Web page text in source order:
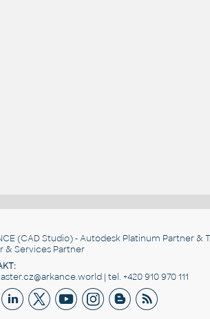
(CAD Studio) - Autodesk Platinum Partner &
& Services Partner
| tel. +420 910 970 111